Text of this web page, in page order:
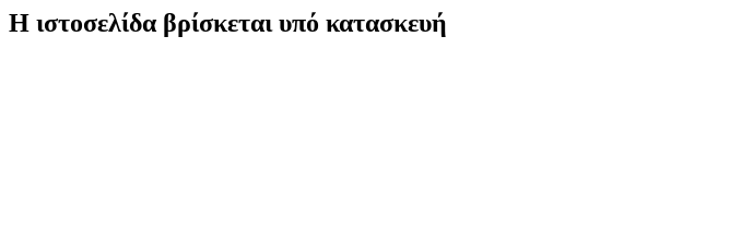
Η ιστοσελίδα βρίσκεται υπό κατασκευή